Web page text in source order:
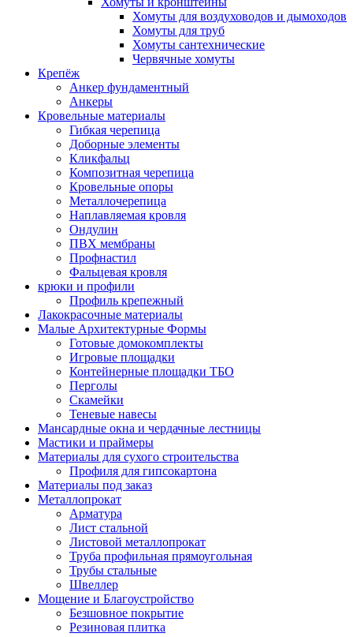
Хомуты для воздуховодов и дымоходов
Хомуты для труб
Хомуты сантехнические
Червячные хомуты
Крепёж
Анкер фундаментный
Анкеры
Кровельные материалы
Гибкая черепица
Доборные элементы
Кликфальц
Композитная черепица
Кровельные опоры
Металлочерепица
Наплавляемая кровля
Ондулин
ПВХ мембраны
Профнастил
Фальцевая кровля
крюки и профили
Профиль крепежный
Лакокрасочные материалы
Малые Архитектурные Формы
Готовые домокомплекты
Игровые площадки
Контейнерные площадки ТБО
Перголы
Скамейки
Теневые навесы
Мансардные окна и чердачные лестницы
Мастики и праймеры
Материалы для сухого строительства
Профиля для гипсокартона
Материалы под заказ
Металлопрокат
Арматура
Лист стальной
Листовой металлопрокат
Труба профильная прямоугольная
Трубы стальные
Швеллер
Мощение и Благоустройство
Безшовное покрытие
Резиновая плитка